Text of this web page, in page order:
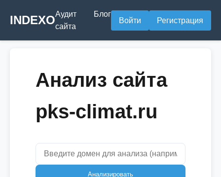
INDEXOАудит
сайта
Блог
Войти Регистрация
Анализ сайта
pks-climat.ru
Анализировать